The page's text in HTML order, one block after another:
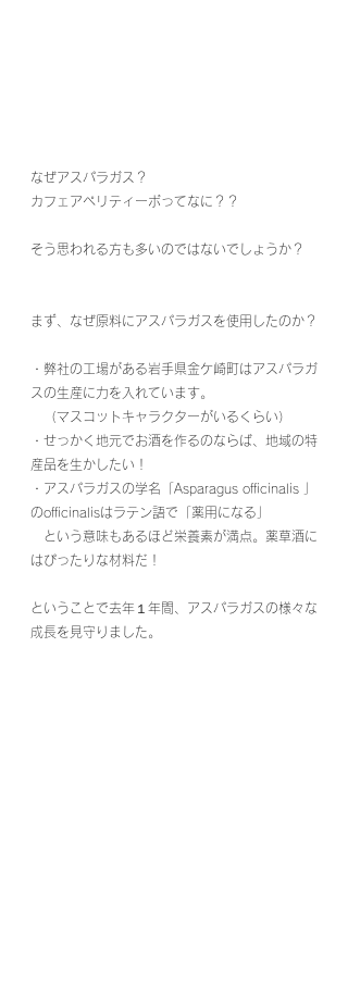
なぜアスパラガス？
カフェアペリティーボってなに？？
そう思われる方も多いのではないでしょうか？
まず、なぜ原料にアスパラガスを使用したのか？
・弊社の工場がある岩手県金ケ崎町はアスパラガ
スの生産に力を入れています。
（マスコットキャラクターがいるくらい）
・せっかく地元でお酒を作るのならば、地域の特
産品を生かしたい！
・アスパラガスの学名「Asparagus officinalis 」
のofficinalisはラテン語で「薬用になる」
という意味もあるほど栄養素が満点。薬草酒に
はぴったりな材料だ！
ということで去年１年間、アスパラガスの様々な
成長を見守りました。